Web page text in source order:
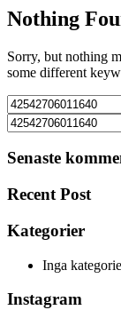
Nothing
Sorry, but nothing
some different
Senaste
Recent Post
Kategorier
Inga
Instagram